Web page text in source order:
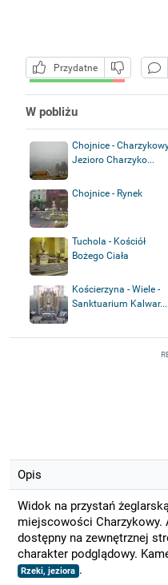
Przydatne
W pobliżu
Chojnice -
Jezioro Charzyko...
Chojnice - Rynek
Tuchola - Kościół
Bożego Ciała
Kościerzyna - Wiele -
Sanktuarium Kalwar...
Opis
Widok na przystań
miejscowości Charzykowy.
dostępny na zewnętrznej
charakter podglądowy.
Rzeki, jeziora .